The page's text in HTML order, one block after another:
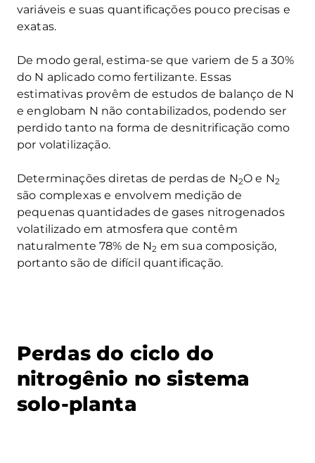
variáveis e suas quantificações pouco precisas e
exatas.
De modo geral, estima-se que variem de 5 a 30%
do N aplicado como fertilizante. Essas
estimativas provêm de estudos de balanço de N
e englobam N não contabilizados, podendo ser
perdido tanto na forma de desnitrificação como
por volatilização.
Determinações diretas de perdas de N2O e N2
são complexas e envolvem medição de
pequenas quantidades de gases nitrogenados
volatilizado em atmosfera que contêm
naturalmente 78% de N2 em sua composição,
portanto são de difícil quantificação.
Perdas do ciclo do
nitrogênio no sistema
solo-planta